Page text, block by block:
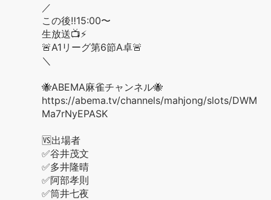
／
この後‼️15:00〜
生放送📺⚡️
🚨A1リーグ第6節A卓🚨
＼
🐝ABEMA麻雀チャンネル🐝
https://abema.tv/channels/mahjong/slots/DWM
Ma7rNyEPASK
🆚出場者
✅谷井茂文
✅多井隆晴
✅阿部孝則
✅筒井七夜